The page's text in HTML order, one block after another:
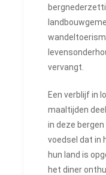
vervangt.
Een verblijf in
maaltijden
in deze
voedsel dat in
hun land is
het diner